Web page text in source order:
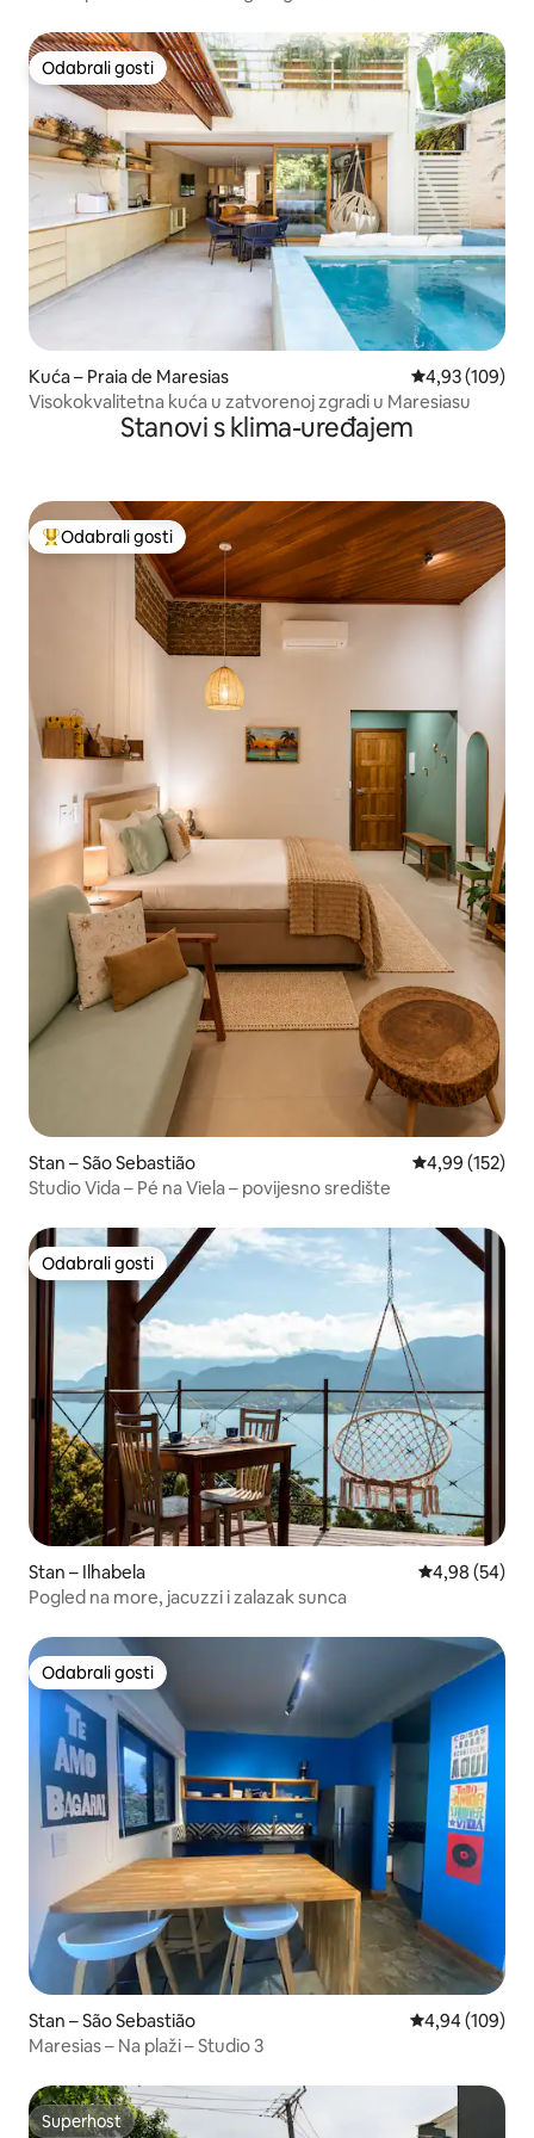
Odabrali gosti
Odabrali gosti
Kuća – Praia de Maresias Prosječna
4,93 (109)
Visokokvalitetna kuća u zatvorenoj zgradi u Maresiasu
Stanovi s klima-uređajem
Među najviše rangiranima s oznakom „Odabrali gosti”
Odabrali gosti
Stan – São Sebastião Prosječna
4,99 (152)
Studio Vida – Pé na Viela – povijesno središte
Odabrali gosti
Odabrali gosti
Stan – Ilhabela Prosječna
4,98 (54)
Pogled na more, jacuzzi i zalazak sunca
Odabrali gosti
Odabrali gosti
Stan – São Sebastião Prosječna
4,94 (109)
Maresias – Na plaži – Studio 3
Superhost
Superhost